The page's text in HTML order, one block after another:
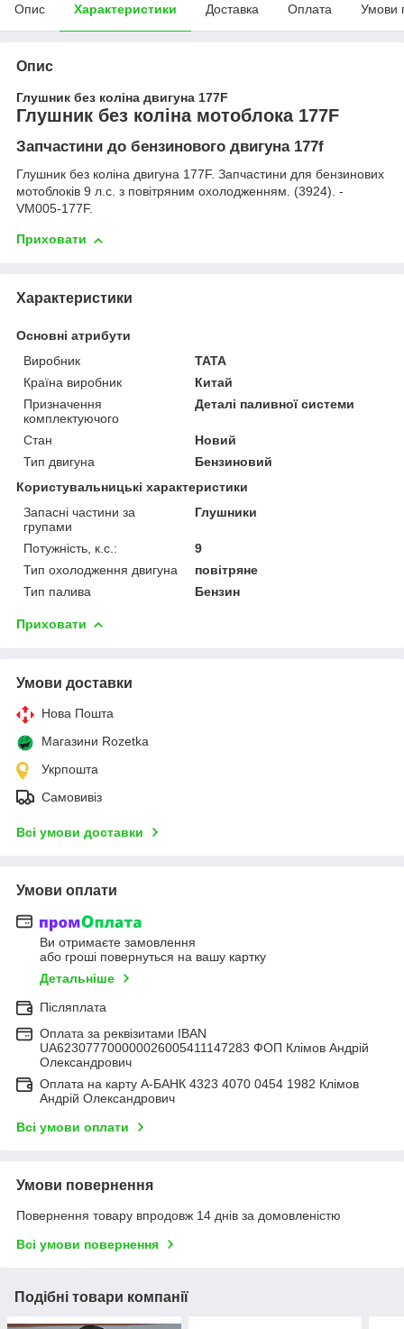
Опис Характеристики Доставка Оплата Умови
Опис
Глушник без коліна двигуна 177F
Глушник без коліна мотоблока 177F
Запчастини до бензинового двигуна 177f
Глушник без коліна двигуна 177F. Запчастини для бензинових
мотоблоків 9 л.с. з повітряним охолодженням. (3924). -
VM005-177F.
Приховати
Характеристики
Основні атрибути
Виробник
TATA
Країна виробник
Китай
Призначення
комплектуючого
Деталі паливної системи
Стан
Новий
Тип двигуна
Бензиновий
Користувальницькі характеристики
Запасні частини за
групами
Глушники
Потужність, к.с.:
9
Тип охолодження двигуна
повітряне
Тип палива
Бензин
Приховати
Умови доставки
Нова Пошта
Магазини Rozetka
Укрпошта
Самовивіз
Всі умови доставки
Умови оплати
Ви отримаєте замовлення
або гроші повернуться на вашу картку
Детальніше
Післяплата
Оплата за реквізитами IBAN
UA623077700000026005411147283 ФОП Клімов Андрій
Олександрович
Оплата на карту А-БАНК 4323 4070 0454 1982 Клімов
Андрій Олександрович
Всі умови оплати
Умови повернення
Повернення товару впродовж 14 днів за домовленістю
Всі умови повернення
Подібні товари компанії